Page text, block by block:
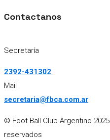
Contactanos
Secretaría
2392-431302
Mail
secretaria@fbca.com.ar
© Foot Ball Club Argentino 2025
reservados